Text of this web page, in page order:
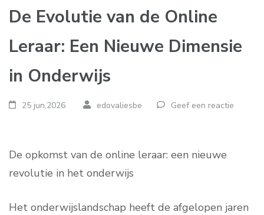
De Evolutie van de Online
Leraar: Een Nieuwe Dimensie
in Onderwijs
25 jun,2026 edovaliesbe Geef een reactie
De opkomst van de online leraar: een nieuwe
revolutie in het onderwijs
Het onderwijslandschap heeft de afgelopen jaren